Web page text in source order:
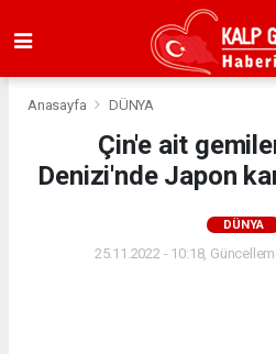
Anasayfa DÜNYA
Çin'e ait
Denizi'nde Japon
DÜNYA
25.11.2022 - 10:18,